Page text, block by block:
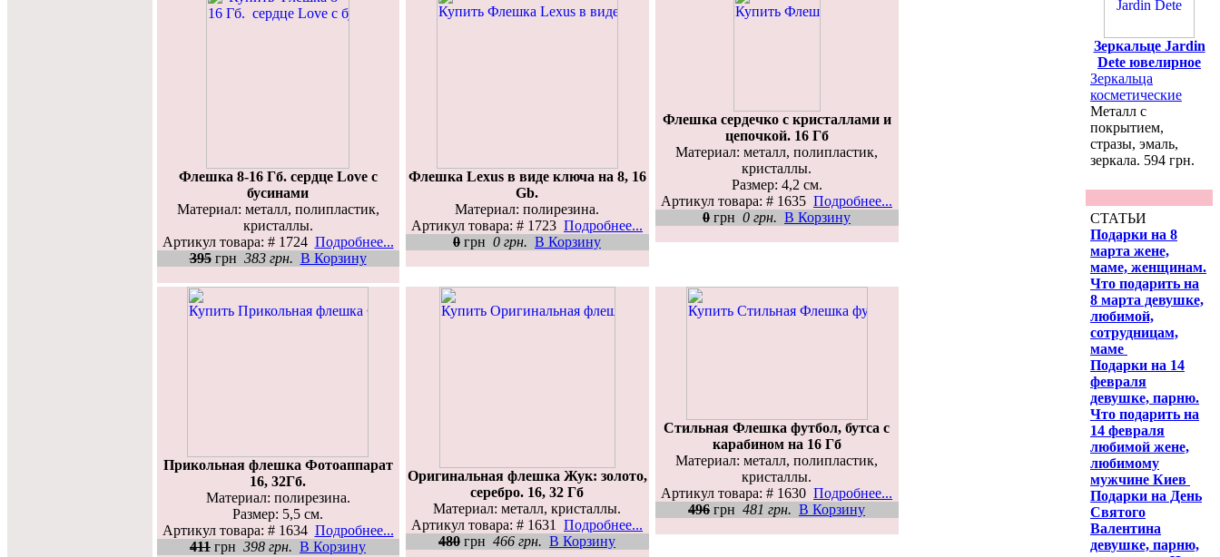
Флешка 8-16 Гб. сердце Love с
бусинами
Материал: металл, полипластик,
кристаллы.
Артикул товара: # 1724 Подробнее...
395грн 383 грн. В Корзину
Флешка Lexus в виде ключа на 8, 16
Gb.
Материал: полирезина.
Артикул товара: # 1723 Подробнее...
0 грн 0 грн. В Корзину
Флешка сердечко с кристаллами и
цепочкой. 16 Гб
Материал: металл, полипластик,
кристаллы.
Размер: 4,2 см.
Артикул товара: # 1635 Подробнее...
0 грн 0 грн. В Корзину
Прикольная флешка Фотоаппарат
16, 32Гб.
Материал: полирезина.
Размер: 5,5 см.
Артикул товара: # 1634 Подробнее...
411 грн 398 грн. В Корзину
Оригинальная флешка Жук: золото,
серебро. 16, 32 Гб
Материал: металл, кристаллы.
Артикул товара: # 1631 Подробнее...
480 грн 466 грн. В Корзину
Стильная Флешка футбол, бутса с
карабином на 16 Гб
Материал: металл, полипластик,
кристаллы.
Артикул товара: # 1630 Подробнее...
496 грн 481 грн. В Корзину
Зеркальце Jardin
Dete ювелирное
Зеркальца
косметические
Металл с
покрытием,
стразы, эмаль,
зеркала. 594 грн.
СТАТЬИ
Подарки на 8
марта жене,
маме, женщинам.
Что подарить на
8 марта девушке,
любимой,
сотрудницам,
маме
Подарки на 14
февраля
девушке, парню.
Что подарить на
14 февраля
любимой жене,
любимому
мужчине Киев
Подарки на День
Святого
Валентина
девушке, парню,